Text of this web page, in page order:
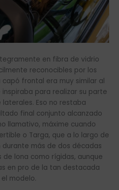
en fibra de vidrio
reconocibles por los
capó frontal era muy similar al
para realizar su parte
Eso no restaba
final conjunto alcanzado
llamativo, máxime cuando
o Targa, que a lo largo de
más de dos décadas
lona como rígidas, aunque
en pro de la tan destacada
modelo.